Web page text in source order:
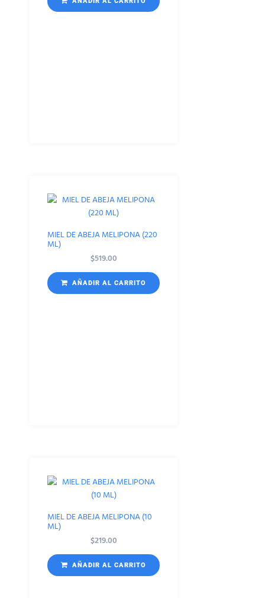
MIEL DE ABEJA MELIPONA (220
ML)
$519.00
AÑADIR AL CARRITO
MIEL DE ABEJA MELIPONA (10
ML)
$219.00
AÑADIR AL CARRITO